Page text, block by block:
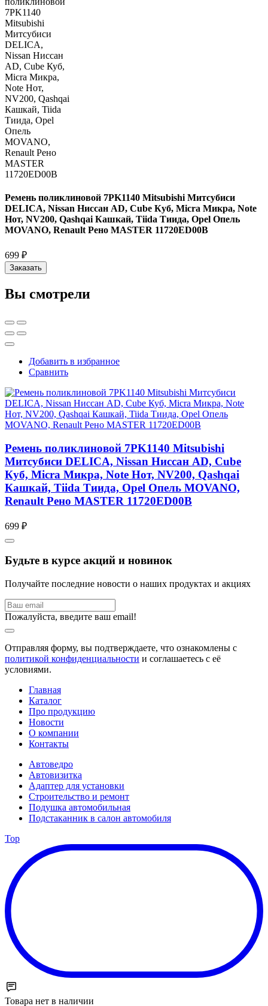
Ремень поликлиновой 7PK1140 Mitsubishi Митсубиси
DELICA, Nissan Ниссан AD, Cube Куб, Micra Микра, Note
Нот, NV200, Qashqai Кашкай, Tiida Тиида, Opel Опель
MOVANO, Renault Рено MASTER 11720ED00B
699 ₽
Заказать
Вы смотрели
Добавить в избранное
Сравнить
Ремень поликлиновой 7PK1140 Mitsubishi
Митсубиси DELICA, Nissan Ниссан AD, Cube
Куб, Micra Микра, Note Нот, NV200, Qashqai
Кашкай, Tiida Тиида, Opel Опель MOVANO,
Renault Рено MASTER 11720ED00B
699 ₽
Будьте в курсе акций и новинок
Получайте последние новости о наших продуктах и акциях
Пожалуйста, введите ваш email!
Отправляя форму, вы подтверждаете, что ознакомлены с
политикой конфиденциальности и соглашаетесь с её
условиями.
Главная
Каталог
Про продукцию
Новости
О компании
Контакты
Автоведро
Автовизитка
Адаптер для установки
Строительство и ремонт
Подушка автомобильная
Подстаканник в салон автомобиля
Top
Товара нет в наличии